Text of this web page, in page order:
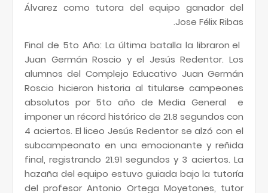
Álvarez como tutora del equipo ganador del
Jose Félix Ribas.
Final de 5to Año: La última batalla la libraron el
Juan Germán Roscio y el Jesús Redentor. Los
alumnos del Complejo Educativo Juan Germán
Roscio hicieron historia al titularse campeones
absolutos por 5to año de Media General e
imponer un récord histórico de 21.8 segundos con
4 aciertos. El liceo Jesús Redentor se alzó con el
subcampeonato en una emocionante y reñida
final, registrando 21.91 segundos y 3 aciertos. La
hazaña del equipo estuvo guiada bajo la tutoría
del profesor Antonio Ortega Moyetones, tutor